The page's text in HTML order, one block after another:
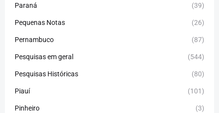
Paraná (39)
Pequenas Notas (26)
Pernambuco (87)
Pesquisas em geral (544)
Pesquisas Históricas (80)
Piauí (101)
Pinheiro (3)